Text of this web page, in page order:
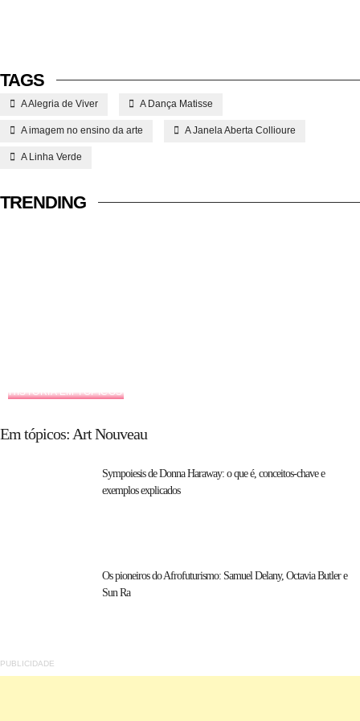
TAGS
A Alegria de Viver A Dança Matisse
A imagem no ensino da arte A Janela Aberta Collioure
A Linha Verde
TRENDING
HISTÓRIA EM TÓPICOS
Em tópicos: Art Nouveau
Sympoiesis de Donna Haraway: o que é, conceitos-chave e
exemplos explicados
Os pioneiros do Afrofuturismo: Samuel Delany, Octavia Butler e
Sun Ra
PUBLICIDADE